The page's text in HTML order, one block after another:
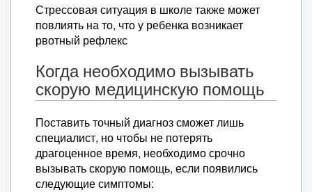
Стрессовая ситуация в школе также может
повлиять на то, что у ребенка возникает
рвотный рефлекс
Когда необходимо вызывать
скорую медицинскую помощь
Поставить точный диагноз сможет лишь
специалист, но чтобы не потерять
драгоценное время, необходимо срочно
вызывать скорую помощь, если появились
следующие симптомы: